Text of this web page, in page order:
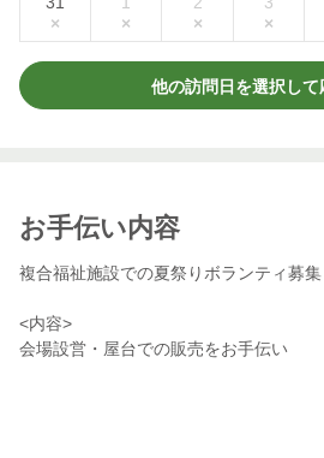
×
×
×
×
他の訪問日を選択して
お手伝い内容
複合福祉施設での夏祭りボランティ募集
<内容>
会場設営・屋台での販売をお手伝い
・限定Tシャツプレゼント！ ※8月5日